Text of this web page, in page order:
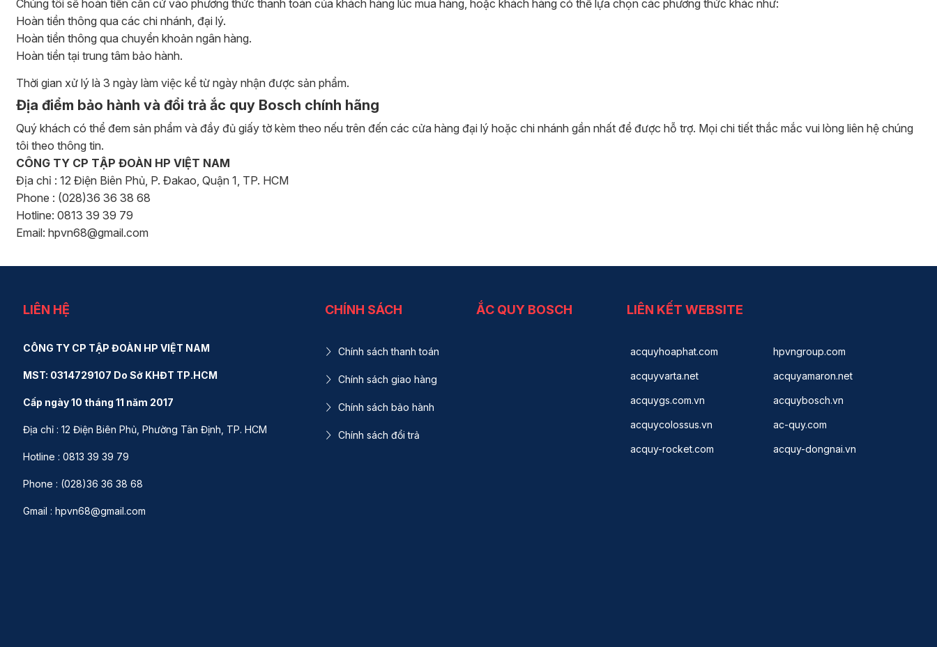
Chúng tôi sẽ hoàn tiền căn cứ vào phương thức thanh toán của khách hàng lúc mua hàng, hoặc khách hàng có thể lựa chọn các phương thức khác như:
Hoàn tiền thông qua các chi nhánh, đại lý.
Hoàn tiền thông qua chuyển khoản ngân hàng.
Hoàn tiền tại trung tâm bảo hành.
Thời gian xử lý là 3 ngày làm việc kể từ ngày nhận được sản phẩm.
Địa điểm bảo hành và đổi trả ắc quy Bosch chính hãng
Quý khách có thể đem sản phẩm và đầy đủ giấy tờ kèm theo nếu trên đến các cửa hàng đại lý hoặc chi nhánh gần nhất để được hỗ trợ. Mọi chi tiết thắc mắc vui lòng liên hệ chúng
tôi theo thông tin.
CÔNG TY CP TẬP ĐOÀN HP VIỆT NAM
Địa chỉ : 12 Điện Biên Phủ, P. Đakao, Quận 1, TP. HCM
Phone : (028)36 36 38 68
Hotline: 0813 39 39 79
Email: hpvn68@gmail.com
LIÊN HỆ
CÔNG TY CP TẬP ĐOÀN HP VIỆT NAM
MST: 0314729107 Do Sở KHĐT TP.HCM
Cấp ngày 10 tháng 11 năm 2017
Địa chỉ : 12 Điện Biên Phủ, Phường Tân Định, TP. HCM
Hotline : 0813 39 39 79
Phone : (028)36 36 38 68
Gmail : hpvn68@gmail.com
CHÍNH SÁCH
Chính sách thanh toán
Chính sách giao hàng
Chính sách bảo hành
Chính sách đổi trả
ẮC QUY BOSCH LIÊN KẾT WEBSITE
acquyhoaphat.com hpvngroup.com
acquyvarta.net acquyamaron.net
acquygs.com.vn acquybosch.vn
acquycolossus.vn ac-quy.com
acquy-rocket.com acquy-dongnai.vn